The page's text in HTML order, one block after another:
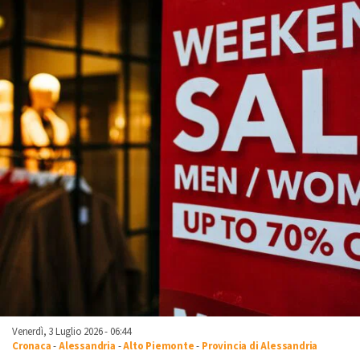
Venerdì, 3 Luglio 2026 - 06:44
Cronaca-Alessandria -Alto Piemonte- Provincia di Alessandria